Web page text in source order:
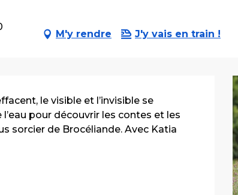
M'y rendre J'y vais en train !
le visible et l’invisible se
pour découvrir les contes et les
sorcier de Brocéliande. Avec Katia